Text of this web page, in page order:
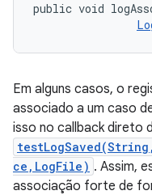
public void
Em alguns casos, o
associado a um caso
isso no callback direto
ce,LogFile) . Assim,
associação forte de